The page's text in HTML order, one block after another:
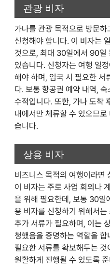
관광 비자
가나를 관광 목적으로 방문
신청해야 합니다. 이 비자는
것으로, 최대 30일에서 90일
있습니다. 신청자는 여행 일
해야 하며, 입국 시 필요한 서
다. 보통 항공권 예약 내역,
수적입니다. 또한, 가나 도착
내에서만 체류할 수 있으므
습니다.
상용 비자
비즈니스 목적의 여행이라면
이 비자는 주로 사업 회의나
을 위해 필요한데, 보통 30일
용 비자를 신청하기 위해서
추가 서류가 필요하며, 이는
청했음을 증명하는 역할을
필요한 서류를 확보해두는
원활하게 진행될 수 있도록